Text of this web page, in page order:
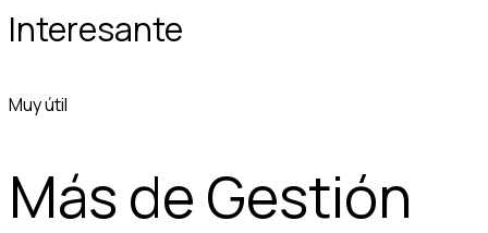
Interesante
Muy útil
Más de Gestión